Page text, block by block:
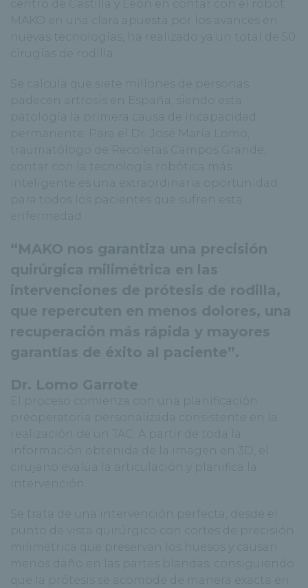
centro de Castilla y León en contar con el robot
MAKO en una clara apuesta por los avances en
nuevas tecnologías, ha realizado ya un total de 50
cirugías de rodilla.
Se calcula que siete millones de personas
padecen artrosis en España, siendo esta
patología la primera causa de incapacidad
permanente. Para el Dr. José María Lomo,
traumatólogo de Recoletas Campos Grande,
contar con la tecnología robótica más
inteligente es una extraordinaria oportunidad
para todos los pacientes que sufren esta
enfermedad.
“MAKO nos garantiza una precisión
quirúrgica milimétrica en las
intervenciones de prótesis de rodilla,
que repercuten en menos dolores, una
recuperación más rápida y mayores
garantías de éxito al paciente”.
Dr. Lomo Garrote
El proceso comienza con una planificación
preoperatoria personalizada consistente en la
realización de un TAC. A partir de toda la
información obtenida de la imagen en 3D, el
cirujano evalúa la articulación y planifica la
intervención.
Se trata de una intervención perfecta, desde el
punto de vista quirúrgico con cortes de precisión
milimétrica que preservan los huesos y causan
menos daño en las partes blandas, consiguiendo
que la prótesis se acomode de manera exacta en